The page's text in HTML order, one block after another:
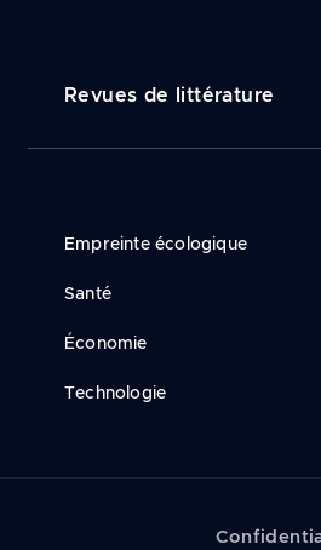
Navigation
Revues de littérature
Empreinte écologique
Santé
Économie
Technologie